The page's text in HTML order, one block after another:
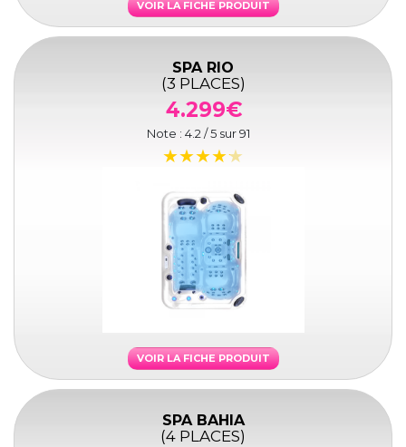
VOIR LA FICHE PRODUIT
SPA RIO
(3 PLACES)
4.299€
Note : 4.2 / 5 sur91
VOIR LA FICHE PRODUIT
SPA BAHIA
(4 PLACES)